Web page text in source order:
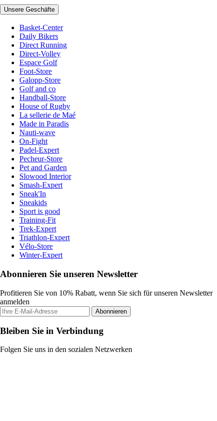
Unsere Geschäfte
Basket-Center
Daily Bikers
Direct Running
Direct-Volley
Espace Golf
Foot-Store
Galopp-Store
Golf and co
Handball-Store
House of Rugby
La sellerie de Maé
Made in Paradis
Nauti-wave
On-Fight
Padel-Expert
Pecheur-Store
Pet and Garden
Slowood Interior
Smash-Expert
Sneak'In
Sneakids
Sport is good
Training-Fit
Trek-Expert
Triathlon-Expert
Vélo-Store
Winter-Expert
Abonnieren Sie unseren Newsletter
Profitieren Sie von 10% Rabatt, wenn Sie sich für unseren Newsletter
anmelden
Abonnieren
Bleiben Sie in Verbindung
Folgen Sie uns in den sozialen Netzwerken